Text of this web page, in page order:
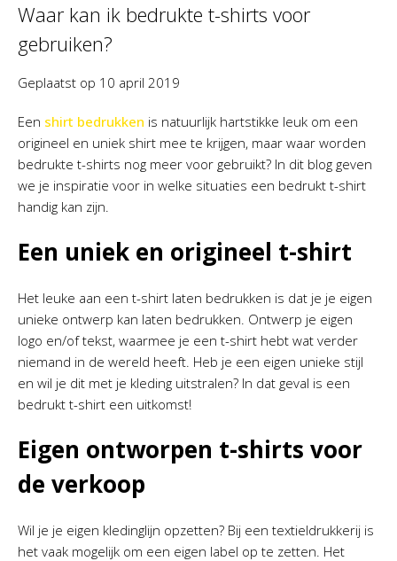
Waar kan ik bedrukte t-shirts voor
gebruiken?
Geplaatst op 10 april 2019
Een shirt bedrukken is natuurlijk hartstikke leuk om een
origineel en uniek shirt mee te krijgen, maar waar worden
bedrukte t-shirts nog meer voor gebruikt? In dit blog geven
we je inspiratie voor in welke situaties een bedrukt t-shirt
handig kan zijn.
Een uniek en origineel t-shirt
Het leuke aan een t-shirt laten bedrukken is dat je je eigen
unieke ontwerp kan laten bedrukken. Ontwerp je eigen
logo en/of tekst, waarmee je een t-shirt hebt wat verder
niemand in de wereld heeft. Heb je een eigen unieke stijl
en wil je dit met je kleding uitstralen? In dat geval is een
bedrukt t-shirt een uitkomst!
Eigen ontworpen t-shirts voor
de verkoop
Wil je je eigen kledinglijn opzetten? Bij een textieldrukkerij is
het vaak mogelijk om een eigen label op te zetten. Het